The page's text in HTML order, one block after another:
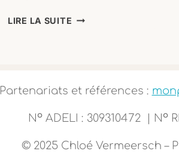
LIRE LA SUITE TEST
VOS
ET
UN
Partenariats et références :
N o ADELI : 309310472 | N o
© 2025 Chloé Vermeersch –